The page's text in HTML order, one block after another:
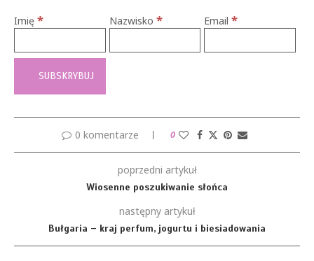
Imię * Nazwisko * Email*
0 komentarze 0
poprzedni artykuł
Wiosenne poszukiwanie słońca
następny artykuł
Bułgaria – kraj perfum, jogurtu i biesiadowania